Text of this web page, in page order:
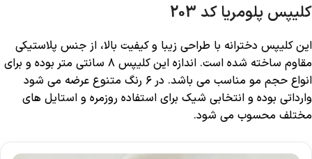
کلیپس پلومریا کد 203
این کلیپس دخترانه با طراحی زیبا و کیفیت بالا، از جنس پلاستیکی
مقاوم ساخته شده است. اندازه این کلیپس ۸ سانتی‌ متر بوده و برای
انواع حجم مو مناسب می باشد. در ۶ رنگ متنوع عرضه می‌ شود
وارداتی بوده و انتخابی شیک برای استفاده روزمره و استایل ‌های
مختلف محسوب می ‌شود.